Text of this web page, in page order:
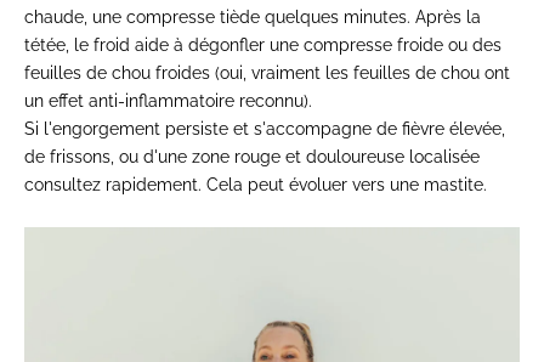
chaude, une compresse tiède quelques minutes. Après la
tétée, le froid aide à dégonfler une compresse froide ou des
feuilles de chou froides (oui, vraiment les feuilles de chou ont
un effet anti-inflammatoire reconnu).
Si l'engorgement persiste et s'accompagne de fièvre élevée,
de frissons, ou d'une zone rouge et douloureuse localisée
consultez rapidement. Cela peut évoluer vers une mastite.